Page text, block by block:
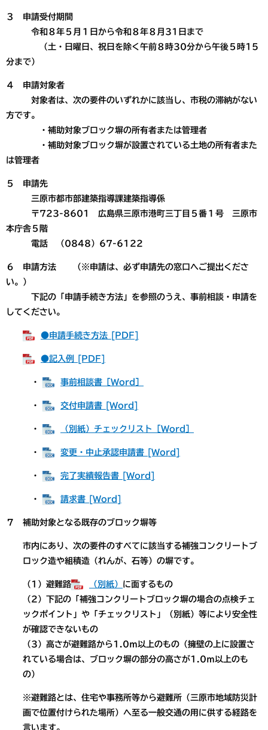
３ 申請受付期間
令和８年５月１日から令和８年８月31日まで
（土・日曜日、祝日を除く午前８時30分から午後５時15
分まで）
４ 申請対象者
対象者は、次の要件のいずれかに該当し、市税の滞納がない
方です。
・補助対象ブロック塀の所有者または管理者
・補助対象ブロック塀が設置されている土地の所有者また
は管理者
５ 申請先
三原市都市部建築指導課建築指導係
〒723-8601 広島県三原市港町三丁目５番１号 三原市
本庁舎５階
電話 （0848）67-6122
６ 申請方法 （※申請は、必ず申請先の窓口へご提出くださ
い。）
下記の「申請手続き方法」を参照のうえ、事前相談・申請を
してください。
●申請手続き方法 [PDF]
●記入例 [PDF]
・ 事前相談書［Word］
・ 交付申請書 [Word]
・ （別紙）チェックリスト［Word］
・ 変更・中止承認申請書 [Word]
・ 完了実績報告書 [Word]
・ 請求書 [Word]
７ 補助対象となる既存のブロック塀等
市内にあり、次の要件のすべてに該当する補強コンクリートブ
ロック造や組積造（れんが、石等）の塀です。
（1）避難路 （別紙） に面するもの
（2）下記の「補強コンクリートブロック塀の場合の点検チェ
ックポイント」や「チェックリスト」（別紙）等により安全性
が確認できないもの
（3）高さが避難路から1.0ｍ以上のもの（擁壁の上に設置さ
れている場合は、ブロック塀の部分の高さが1.0ｍ以上のも
の）
※避難路とは、住宅や事務所等から避難所（三原市地域防災計
画で位置付けられた場所）へ至る一般交通の用に供する経路を
言います。